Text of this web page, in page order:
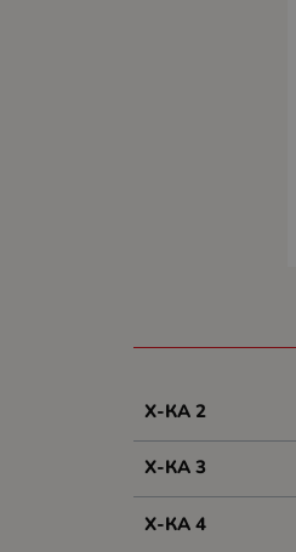
Х-КА 2
Х-КА 3
Х-КА 4